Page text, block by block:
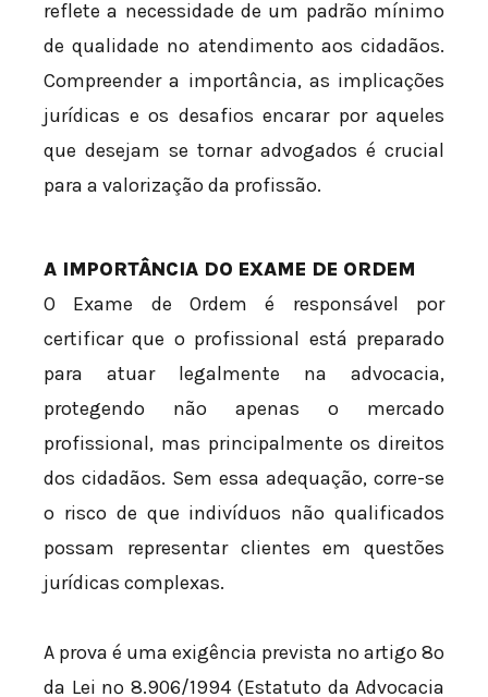
reflete a necessidade de um padrão mínimo
de qualidade no atendimento aos cidadãos.
Compreender a importância, as implicações
jurídicas e os desafios encarar por aqueles
que desejam se tornar advogados é crucial
para a valorização da profissão.
A IMPORTÂNCIA DO EXAME DE ORDEM
O Exame de Ordem é responsável por
certificar que o profissional está preparado
para atuar legalmente na advocacia,
protegendo não apenas o mercado
profissional, mas principalmente os direitos
dos cidadãos. Sem essa adequação, corre-se
o risco de que indivíduos não qualificados
possam representar clientes em questões
jurídicas complexas.
A prova é uma exigência prevista no artigo 8º
da Lei nº 8.906/1994 (Estatuto da Advocacia